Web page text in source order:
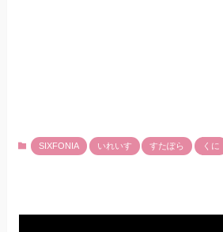
SIXFONIA いれいす すたぽら くに